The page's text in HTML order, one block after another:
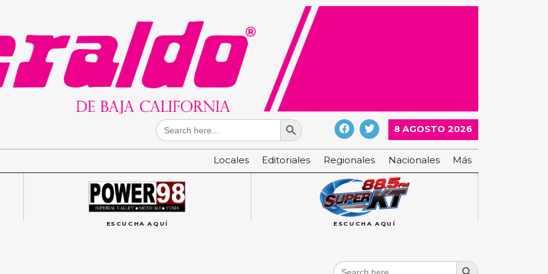
Search
for:
Search Button
8 AGOSTO 2026
Locales Editoriales Regionales Nacionales Más
ESCUCHA AQUÍ ESCUCHA AQUÍ
Search
Search Button